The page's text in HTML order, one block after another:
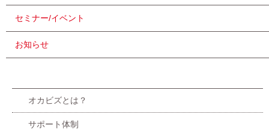
セミナー/イベント
お知らせ
オカビズとは？
サポート体制